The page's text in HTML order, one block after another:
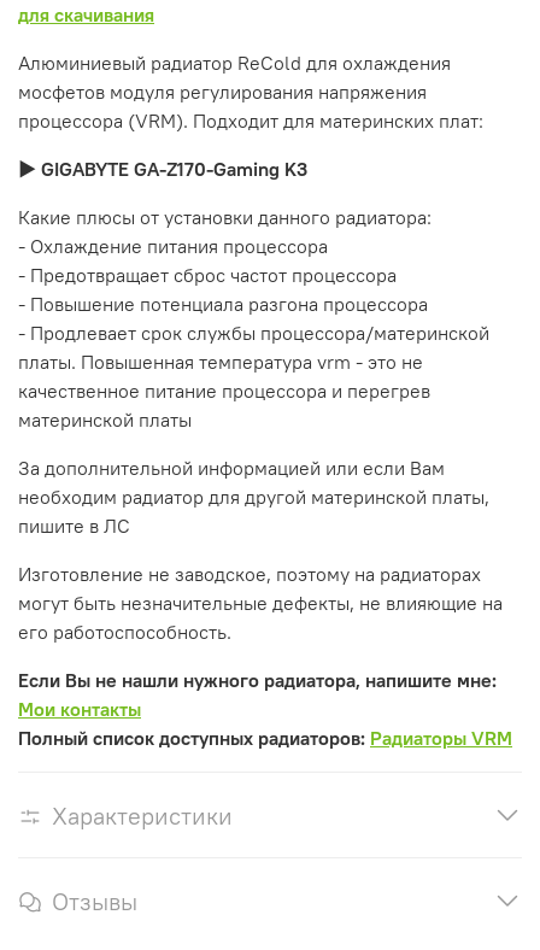
для скачивания
Алюминиевый радиатор ReCold для охлаждения
мосфетов модуля регулирования напряжения
процессора (VRM). Подходит для материнских плат:
► GIGABYTE GA-Z170-Gaming K3
Какие плюсы от установки данного радиатора:
- Охлаждение питания процессора
- Предотвращает сброс частот процессора
- Повышение потенциала разгона процессора
- Продлевает срок службы процессора/материнской
платы. Повышенная температура vrm - это не
качественное питание процессора и перегрев
материнской платы
За дополнительной информацией или если Вам
необходим радиатор для другой материнской платы,
пишите в ЛС
Изготовление не заводское, поэтому на радиаторах
могут быть незначительные дефекты, не влияющие на
его работоспособность.
Если Вы не нашли нужного радиатора, напишите мне:
Мои контакты
Полный список доступных радиаторов: Радиаторы VRM
Характеристики
Отзывы